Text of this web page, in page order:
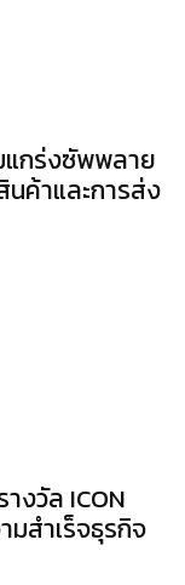
แกร่งซัพพลาย
ค้าและการส่ง
งวัล ICON
มสำเร็จธุรกิจ